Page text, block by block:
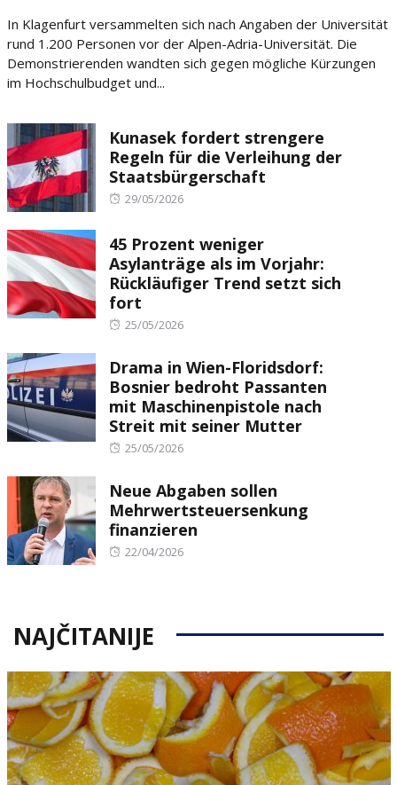
In Klagenfurt versammelten sich nach Angaben der Universität
rund 1.200 Personen vor der Alpen-Adria-Universität. Die
Demonstrierenden wandten sich gegen mögliche Kürzungen
im Hochschulbudget und...
Kunasek fordert strengere
Regeln für die Verleihung der
Staatsbürgerschaft
Posted
29/05/2026
45 Prozent weniger
Asylanträge als im Vorjahr:
Rückläufiger Trend setzt sich
fort
Posted
25/05/2026
Drama in Wien-Floridsdorf:
Bosnier bedroht Passanten
mit Maschinenpistole nach
Streit mit seiner Mutter
Posted
25/05/2026
Neue Abgaben sollen
Mehrwertsteuersenkung
finanzieren
Posted
22/04/2026
NAJČITANIJE